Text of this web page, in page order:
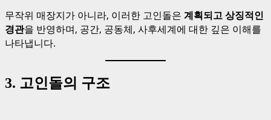
무작위 매장지가 아니라, 이러한 고인돌은 계획되고 상징적인
경관을 반영하며, 공간, 공동체, 사후세계에 대한 깊은 이해를
나타냅니다.
3. 고인돌의 구조